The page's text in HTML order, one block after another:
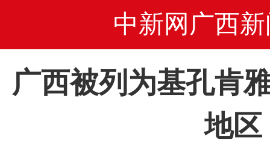
中新网广西新
广西被列为基孔肯
地区